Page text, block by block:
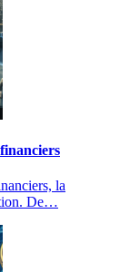
la
De…